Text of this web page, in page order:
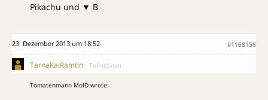
Pikachu und ▼ B
23. Dezember 2013 um 18:52 #1168158
TarnaKaiRamtin Teilnehmer
Tomatenmann MofD wrote: